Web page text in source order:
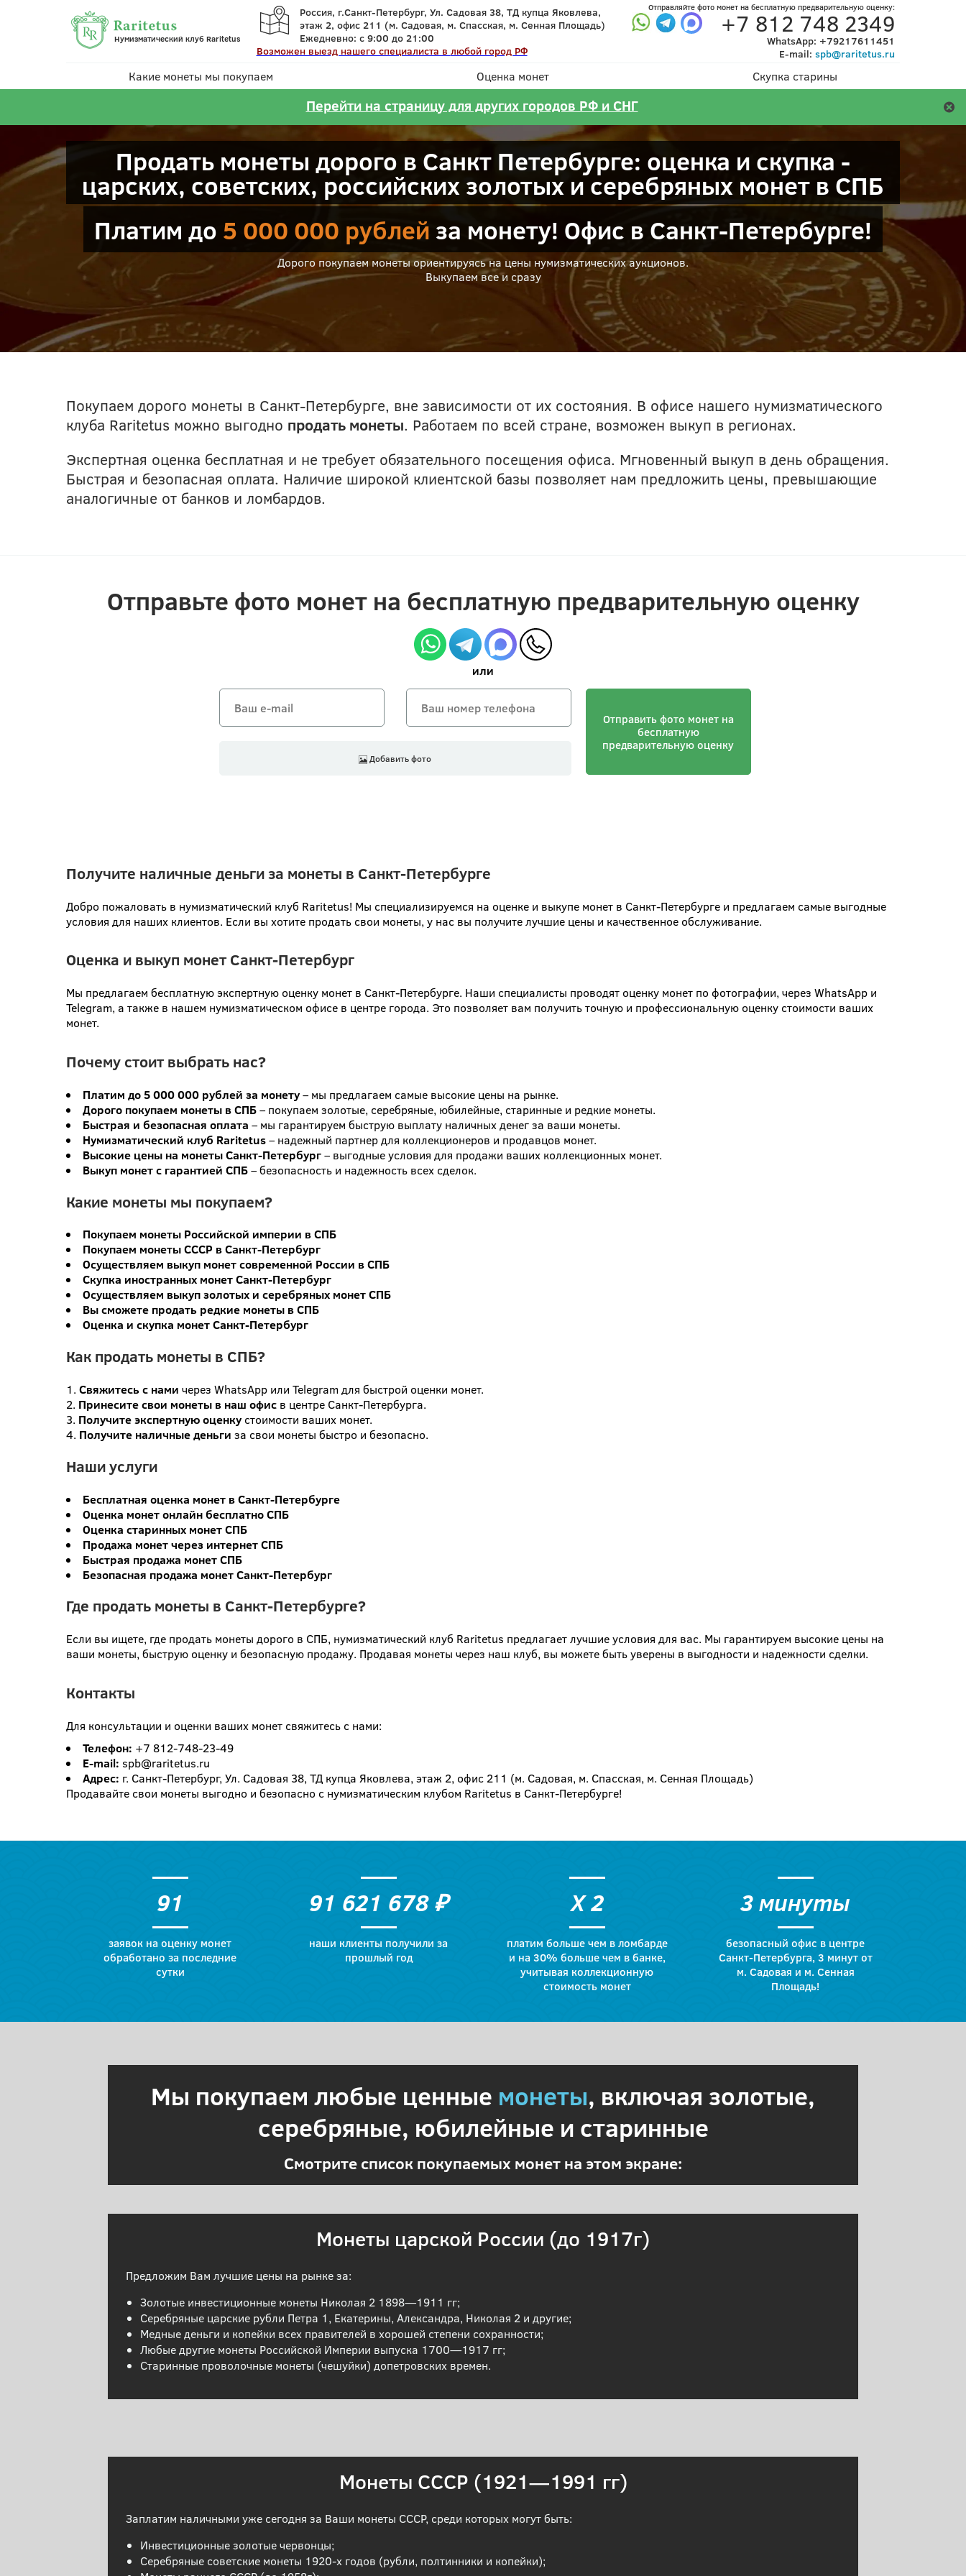
Нумизматический клуб Raritetus
Россия, г.Санкт-Петербург, Ул. Садовая 38, ТД купца Яковлева,
этаж 2, офис 211 (м. Садовая, м. Спасская, м. Сенная Площадь)
Ежедневно: с 9:00 до 21:00
Возможен выезд нашего специалиста в любой город РФ
Отправляйте фотомонет на бесплатнуюпредварительную оценку:
+7 812 748 2349
WhatsApp: +79217611451
E-mail:spb@raritetus.ru
Какие монеты мы покупаем Оценка монет Скупка старины
Перейти на страницу для других городов РФ и СНГ
Продать монеты дорого в Санкт Петербурге: оценка и скупка -
царских, советских, российских золотых и серебряных монет в СПБ
Платим до 5 000 000 рублей за монету! Офис в Санкт-Петербурге!
Дорого покупаем монеты ориентируясь на цены нумизматических аукционов.
Выкупаем все и сразу
Покупаем дорого монеты в Санкт-Петербурге, вне зависимости от их состояния. В офисе нашего нумизматического
клуба Raritetus можно выгодно продать монеты. Работаем по всей стране, возможен выкуп в регионах.
Экспертная оценка бесплатная и не требует обязательного посещения офиса. Мгновенный выкуп в день обращения.
Быстрая и безопасная оплата. Наличие широкой клиентской базы позволяет нам предложить цены, превышающие
аналогичные от банков и ломбардов.
Отправьте фото монет на бесплатную предварительную оценку
или
Добавить фото
Отправить фото монет на
бесплатную
предварительную оценку
Получите наличные деньги за монеты в Санкт-Петербурге
Добро пожаловать в нумизматический клуб Raritetus! Мы специализируемся на оценке и выкупе монет в Санкт-Петербурге и предлагаем самые выгодные
условия для наших клиентов. Если вы хотите продать свои монеты, у нас вы получите лучшие цены и качественное обслуживание.
Оценка и выкуп монет Санкт-Петербург
Мы предлагаем бесплатную экспертную оценку монет в Санкт-Петербурге. Наши специалисты проводят оценку монет по фотографии, через WhatsApp и
Telegram, а также в нашем нумизматическом офисе в центре города. Это позволяет вам получить точную и профессиональную оценку стоимости ваших
монет.
Почему стоит выбрать нас?
Платим до 5 000 000 рублей за монету– мы предлагаем самые высокие цены на рынке.
Дорого покупаем монеты в СПБ– покупаем золотые, серебряные, юбилейные, старинные и редкие монеты.
Быстрая и безопасная оплата – мы гарантируем быструю выплату наличных денег за ваши монеты.
Нумизматический клуб Raritetus– надежный партнер для коллекционеров и продавцов монет.
Высокие цены на монеты Санкт-Петербург– выгодные условия для продажи ваших коллекционных монет.
Выкуп монет с гарантией СПБ– безопасность и надежность всех сделок.
Какие монеты мы покупаем?
Покупаем монеты Российской империи в СПБ
Покупаем монеты СССР в Санкт-Петербург
Осуществляем выкуп монет современной России в СПБ
Скупка иностранных монет Санкт-Петербург
Осуществляем выкуп золотых и серебряных монет СПБ
Вы сможете продать редкие монеты в СПБ
Оценка и скупка монет Санкт-Петербург
Как продать монеты в СПБ?
Свяжитесь с нами через WhatsApp или Telegram для быстрой оценки монет.
Принесите свои монеты в наш офис в центре Санкт-Петербурга.
Получите экспертную оценкустоимости ваших монет.
Получите наличные деньги за свои монеты быстро и безопасно.
Наши услуги
Бесплатная оценка монет в Санкт-Петербурге
Оценка монет онлайн бесплатно СПБ
Оценка старинных монет СПБ
Продажа монет через интернет СПБ
Быстрая продажа монет СПБ
Безопасная продажа монет Санкт-Петербург
Где продать монеты в Санкт-Петербурге?
Если вы ищете, где продать монеты дорого в СПБ, нумизматический клуб Raritetus предлагает лучшие условия для вас. Мы гарантируем высокие цены на
ваши монеты, быструю оценку и безопасную продажу. Продавая монеты через наш клуб, вы можете быть уверены в выгодности и надежности сделки.
Контакты
Для консультации и оценки ваших монет свяжитесь с нами:
Телефон: +7 812-748-23-49
E-mail: spb@raritetus.ru
Адрес: г. Санкт-Петербург, Ул. Садовая 38, ТД купца Яковлева, этаж 2, офис 211 (м. Садовая, м. Спасская, м. Сенная Площадь)
Продавайте свои монеты выгодно и безопасно с нумизматическим клубом Raritetus в Санкт-Петербурге!
91
заявок на оценку монет
обработано за последние
сутки
91 621 678₽
наши клиенты получили за
прошлый год
X2
платим больше чем в ломбарде
и на 30% больше чем в банке,
учитывая коллекционную
стоимость монет
3 минуты
безопасный офис в центре
Санкт-Петербурга, 3 минут от
м. Садовая и м. Сенная
Площадь!
Мы покупаем любые ценные монеты, включая золотые,
серебряные, юбилейные и старинные
Смотрите список покупаемых монет на этом экране:
Монеты царской России (до 1917г)
Предложим Вам лучшие цены на рынке за:
Золотые инвестиционные монеты Николая 2 1898—1911 гг;
Серебряные царские рубли Петра 1, Екатерины, Александра, Николая 2 и другие;
Медные деньги и копейки всех правителей в хорошей степени сохранности;
Любые другие монеты Российской Империи выпуска 1700—1917 гг;
Старинные проволочные монеты (чешуйки) допетровских времен.
Монеты СССР (1921—1991 гг)
Заплатим наличными уже сегодня за Ваши монеты СССР, среди которых могут быть:
Инвестиционные золотые червонцы;
Серебряные советские монеты 1920-х годов (рубли, полтинники и копейки);